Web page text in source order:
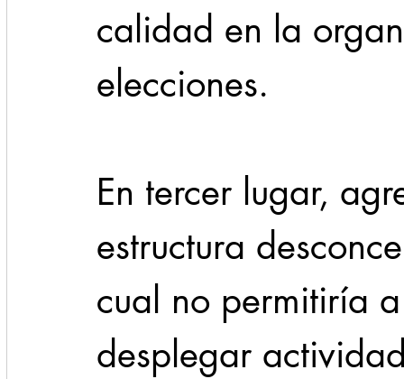
calidad en la
elecciones.
En tercer lugar,
estructura
cual no permitiría
desplegar